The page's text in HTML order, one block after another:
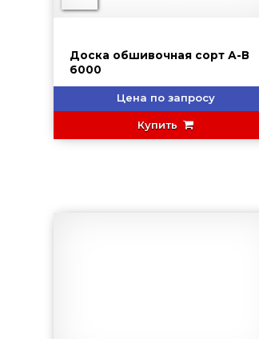
Доска обшивочная сорт А-В
6000
Цена по запросу
Купить